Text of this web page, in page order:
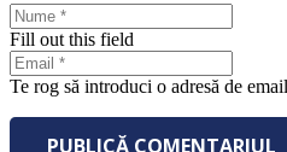
Fill out this field
Te rog să introduci o adresă de
PUBLICĂ COMENTARIUL